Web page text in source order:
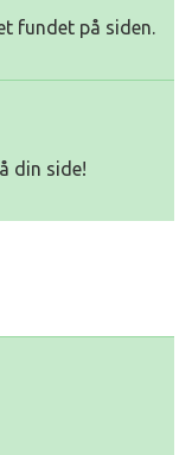
fundet på siden.
din side!